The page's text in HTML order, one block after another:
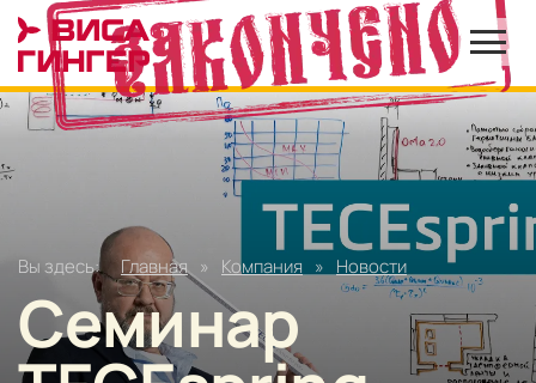
Вы здесь: Главная » Компания » Новости
Семинар